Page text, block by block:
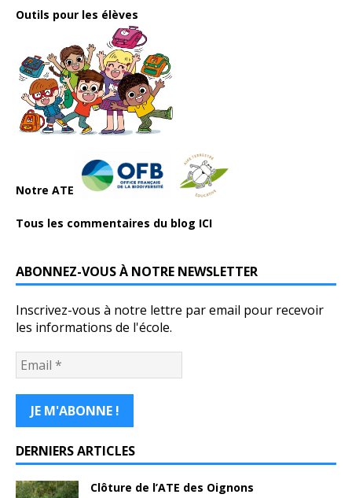
Outils pour les élèves
Notre ATE
Tous les commentaires du blog ICI
ABONNEZ-VOUS À NOTRE NEWSLETTER
Inscrivez-vous à notre lettre par email pour recevoir
les informations de l'école.
DERNIERS ARTICLES
Clôture de l’ATE des Oignons